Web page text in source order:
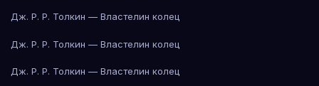
Дж. Р. Р. Толкин — Властелин колец
Дж. Р. Р. Толкин — Властелин колец
Дж. Р. Р. Толкин — Властелин колец